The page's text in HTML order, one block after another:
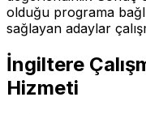
olduğu programa
sağlayan adaylar
İngiltere
Hizmeti